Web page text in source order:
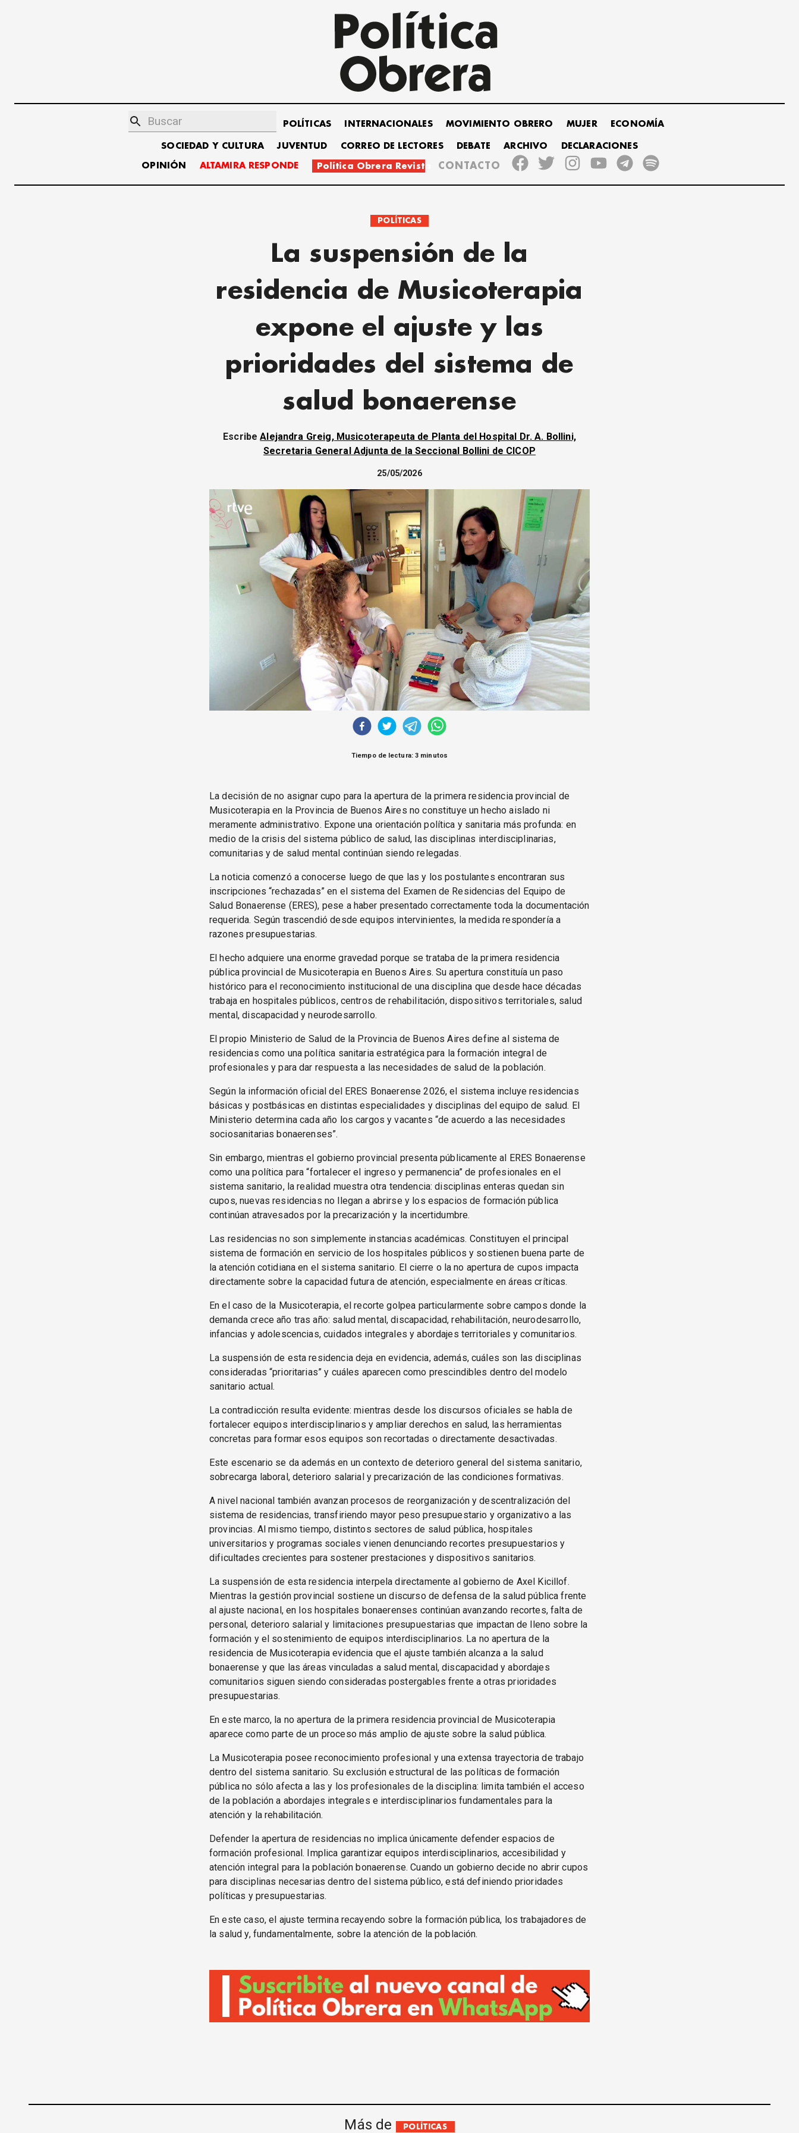
POLÍTICAS INTERNACIONALES MOVIMIENTO OBRERO MUJER ECONOMÍA
SOCIEDAD Y CULTURA JUVENTUD CORREO DE LECTORES DEBATE ARCHIVO DECLARACIONES
OPINIÓN ALTAMIRA RESPONDE Política Obrera Revista CONTACTO
POLÍTICAS
La suspensión de la
residencia de Musicoterapia
expone el ajuste y las
prioridades del sistema de
salud bonaerense
EscribeAlejandra Greig, Musicoterapeuta de Planta del Hospital Dr. A. Bollini,
Secretaria General Adjunta de la Seccional Bollini de CICOP
25/05/2026
Tiempo de lectura: 3 minutos
La decisión de no asignar cupo para la apertura de la primera residencia provincial de
Musicoterapia en la Provincia de Buenos Aires no constituye un hecho aislado ni
meramente administrativo. Expone una orientación política y sanitaria más profunda: en
medio de la crisis del sistema público de salud, las disciplinas interdisciplinarias,
comunitarias y de salud mental continúan siendo relegadas.
La noticia comenzó a conocerse luego de que las y los postulantes encontraran sus
inscripciones “rechazadas” en el sistema del Examen de Residencias del Equipo de
Salud Bonaerense (ERES), pese a haber presentado correctamente toda la documentación
requerida. Según trascendió desde equipos intervinientes, la medida respondería a
razones presupuestarias.
El hecho adquiere una enorme gravedad porque se trataba de la primera residencia
pública provincial de Musicoterapia en Buenos Aires. Su apertura constituía un paso
histórico para el reconocimiento institucional de una disciplina que desde hace décadas
trabaja en hospitales públicos, centros de rehabilitación, dispositivos territoriales, salud
mental, discapacidad y neurodesarrollo.
El propio Ministerio de Salud de la Provincia de Buenos Aires define al sistema de
residencias como una política sanitaria estratégica para la formación integral de
profesionales y para dar respuesta a las necesidades de salud de la población.
Según la información oficial del ERES Bonaerense 2026, el sistema incluye residencias
básicas y postbásicas en distintas especialidades y disciplinas del equipo de salud. El
Ministerio determina cada año los cargos y vacantes “de acuerdo a las necesidades
sociosanitarias bonaerenses”.
Sin embargo, mientras el gobierno provincial presenta públicamente al ERES Bonaerense
como una política para “fortalecer el ingreso y permanencia” de profesionales en el
sistema sanitario, la realidad muestra otra tendencia: disciplinas enteras quedan sin
cupos, nuevas residencias no llegan a abrirse y los espacios de formación pública
continúan atravesados por la precarización y la incertidumbre.
Las residencias no son simplemente instancias académicas. Constituyen el principal
sistema de formación en servicio de los hospitales públicos y sostienen buena parte de
la atención cotidiana en el sistema sanitario. El cierre o la no apertura de cupos impacta
directamente sobre la capacidad futura de atención, especialmente en áreas críticas.
En el caso de la Musicoterapia, el recorte golpea particularmente sobre campos donde la
demanda crece año tras año: salud mental, discapacidad, rehabilitación, neurodesarrollo,
infancias y adolescencias, cuidados integrales y abordajes territoriales y comunitarios.
La suspensión de esta residencia deja en evidencia, además, cuáles son las disciplinas
consideradas “prioritarias” y cuáles aparecen como prescindibles dentro del modelo
sanitario actual.
La contradicción resulta evidente: mientras desde los discursos oficiales se habla de
fortalecer equipos interdisciplinarios y ampliar derechos en salud, las herramientas
concretas para formar esos equipos son recortadas o directamente desactivadas.
Este escenario se da además en un contexto de deterioro general del sistema sanitario,
sobrecarga laboral, deterioro salarial y precarización de las condiciones formativas.
A nivel nacional también avanzan procesos de reorganización y descentralización del
sistema de residencias, transfiriendo mayor peso presupuestario y organizativo a las
provincias. Al mismo tiempo, distintos sectores de salud pública, hospitales
universitarios y programas sociales vienen denunciando recortes presupuestarios y
dificultades crecientes para sostener prestaciones y dispositivos sanitarios.
La suspensión de esta residencia interpela directamente al gobierno de Axel Kicillof.
Mientras la gestión provincial sostiene un discurso de defensa de la salud pública frente
al ajuste nacional, en los hospitales bonaerenses continúan avanzando recortes, falta de
personal, deterioro salarial y limitaciones presupuestarias que impactan de lleno sobre la
formación y el sostenimiento de equipos interdisciplinarios. La no apertura de la
residencia de Musicoterapia evidencia que el ajuste también alcanza a la salud
bonaerense y que las áreas vinculadas a salud mental, discapacidad y abordajes
comunitarios siguen siendo consideradas postergables frente a otras prioridades
presupuestarias.
En este marco, la no apertura de la primera residencia provincial de Musicoterapia
aparece como parte de un proceso más amplio de ajuste sobre la salud pública.
La Musicoterapia posee reconocimiento profesional y una extensa trayectoria de trabajo
dentro del sistema sanitario. Su exclusión estructural de las políticas de formación
pública no sólo afecta a las y los profesionales de la disciplina: limita también el acceso
de la población a abordajes integrales e interdisciplinarios fundamentales para la
atención y la rehabilitación.
Defender la apertura de residencias no implica únicamente defender espacios de
formación profesional. Implica garantizar equipos interdisciplinarios, accesibilidad y
atención integral para la población bonaerense. Cuando un gobierno decide no abrir cupos
para disciplinas necesarias dentro del sistema público, está definiendo prioridades
políticas y presupuestarias.
En este caso, el ajuste termina recayendo sobre la formación pública, los trabajadores de
la salud y, fundamentalmente, sobre la atención de la población.
Más de POLÍTICAS